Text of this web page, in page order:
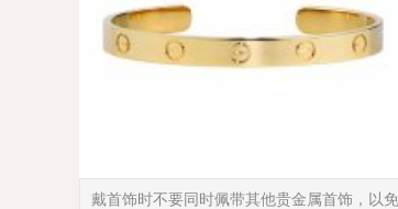
戴首饰时不要同时佩带其他贵金属首饰，以